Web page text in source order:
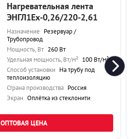
Нагревательная лента
ЭНГЛ1Ех-0,26/220-2,61
Назначение Резервуар /
Трубопровод
Мощность, Вт 260 Вт
Удельная мощность, Вт/м² 100 Вт/м²
Способ установки На трубу под
теплоизоляцию
Страна производства Россия
Экран Оплётка из стеклонити
ОПТОВАЯ ЦЕНА